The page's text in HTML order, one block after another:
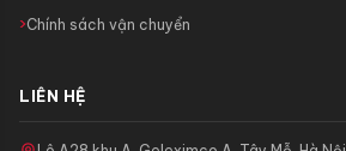
Chính sách vận chuyển
LIÊN HỆ